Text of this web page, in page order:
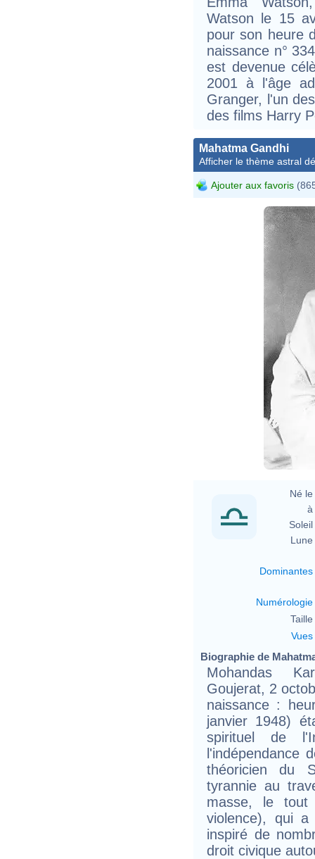
Watson le 15
pour son heure
naissance n°
est devenue
2001 à l'âge
Granger, l'un
des films Harry
Mahatma Gandhi
Afficher le thème astral
Ajouter aux favoris
Né le
à
Soleil
Lune
Dominantes
Numérologie
Taille
Vues
Biographie de
Mohandas
Goujerat, 2
naissance :
janvier 1948)
spirituel de
l'indépendance
théoricien du
tyrannie au
masse, le tout
violence), qui a
inspiré de
droit civique